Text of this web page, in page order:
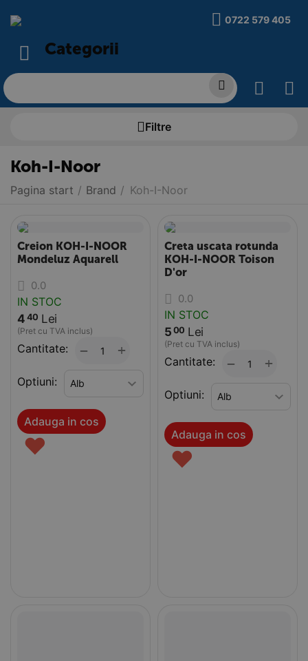
0722 579 405
Categorii
Filtre
Koh-I-Noor
Pagina start / Brand / Koh-I-Noor
Creion KOH-I-NOOR
Mondeluz Aquarell
0.0
IN STOC
4 40 Lei
(Pret cu TVA inclus)
Cantitate: +
−
Optiuni:
Adauga in cos
♥
Creta uscata rotunda
KOH-I-NOOR Toison
D'or
0.0
IN STOC
5 00 Lei
(Pret cu TVA inclus)
Cantitate: +
−
Optiuni:
Adauga in cos
♥